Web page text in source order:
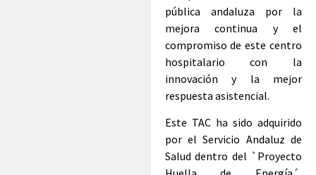
pública andaluza por la
mejora continua y el
compromiso de este centro
hospitalario con la
innovación y la mejor
respuesta asistencial.
Este TAC ha sido adquirido
por el Servicio Andaluz de
Salud dentro del `Proyecto